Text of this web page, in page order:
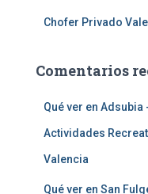
Chofer Privado
Comentarios
Qué ver en
Actividades
Valencia
Qué ver en San